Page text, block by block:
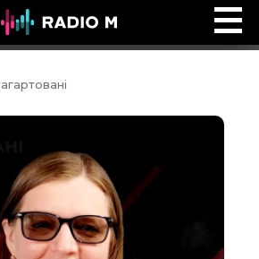
Дитячий майданчик